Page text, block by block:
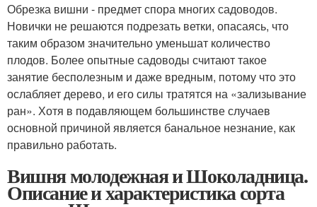
Обрезка вишни - предмет спора многих садоводов.
Новички не решаются подрезать ветки, опасаясь, что
таким образом значительно уменьшат количество
плодов. Более опытные садоводы считают такое
занятие бесполезным и даже вредным, потому что это
ослабляет дерево, и его силы тратятся на «зализывание
ран». Хотя в подавляющем большинстве случаев
основной причиной является банальное незнание, как
правильно работать.
Вишня молодежная и Шоколадница.
Описание и характеристика сорта